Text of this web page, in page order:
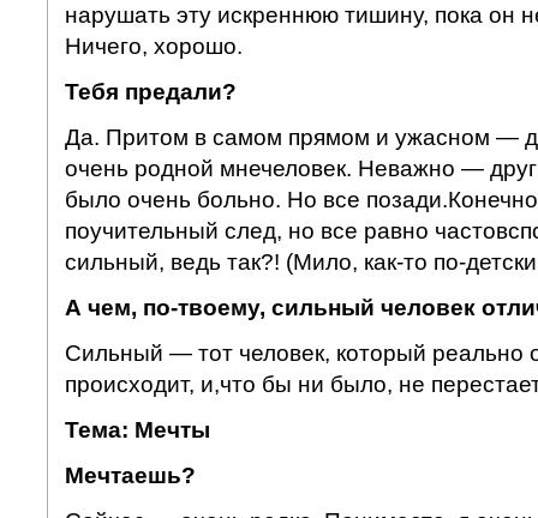
нарушать эту искреннюю тишину, пока он
Ничего, хорошо.
Тебя предали?
Да. Притом в самом прямом и ужасном —
очень родной мнечеловек. Неважно —
было очень больно. Но все
поучительный след, но все равно
сильный, ведь так?! (Мило, как-то по-
А чем, по-твоему, сильный человек
Сильный — тот человек, который реально
происходит, и,что бы ни было, не
Тема: Мечты
Мечтаешь?